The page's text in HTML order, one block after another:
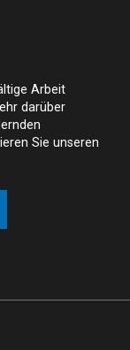
Arbeit
darüber
Sie unseren